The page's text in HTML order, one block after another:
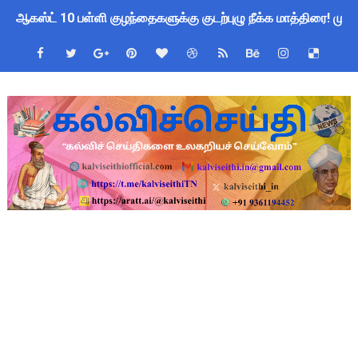
பள்ளிகளில் கொடியேற்ற தலைமை ஆசிரியர்களுக்கு மட்டுமே
மக்கள் தொகை கணக்கெடுப்பு பணி: ஆசிரியர்களுக்கு அரைநாள்
Census 2027 Tamil Nadu: சென்னை மாநகராட்சி
தமிழ்நாடு போதைப்பொருள் எதிர்ப்பு உறுதிமொழி 2026: e-
தமிழகப் பள்ளிகளுக்கு முக்கிய அறிவிப்பு: ஆகஸ்ட் 10 தேசிய
அரசு ஊழியர்களுக்கு ரூ.14,000 கோடி நிதி குறைப்பா? புதிய